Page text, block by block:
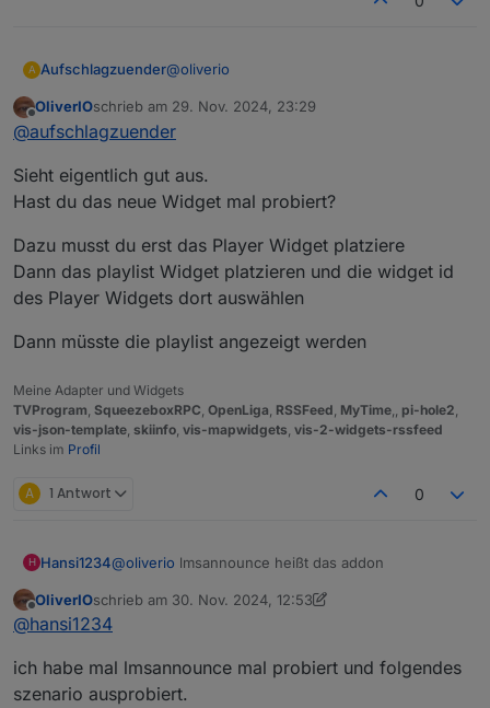
A Aufschlagzuender@oliverio
Hallo,
habe das mit der Playlist_id jetzt mal
gefunden.
Das funktioniert so allerdings nur wenn man
direkt in der Liste der Wiedergabelisten auf
Play klickt. Wenn man erst die Playlist
anklickt, so das man die Liste der Titel sieht
und dann oben auf alle Wiedergeben klickt,
kommt die ID nicht.
Vielleicht hilft das jemandem der es auch
Die ID wird bei einer Spotify Playlist auch
ist die Playlist aus ioBroker heraus zu
SqueezeboxRPC :
im datenpunkt cmdGeneral beim
Wenn ich jetzt diese Playlist starte
Offline
OliverIOschrieb am 29. Nov. 2024, 23:29
zuletzt editiert von
@aufschlagzuender
Sieht eigentlich gut aus.
Hast du das neue Widget mal probiert?
Dazu musst du erst das Player Widget platziere
Dann das playlist Widget platzieren und die widget id
des Player Widgets dort auswählen
Dann müsste die playlist angezeigt werden
Meine Adapter und Widgets
TVProgram SqueezeboxRPC OpenLiga RSSFeed MyTime pi-hole2
vis-json-template skiinfo vis-mapwidgets vis-2-widgets-rssfeed
Links im Profil
A 1 Antwort 0
H Hansi1234@oliverio lmsannounce heißt das addon
Offline
OliverIOschrieb am 30. Nov. 2024, 12:53
zuletzt editiert von OliverIO
@hansi1234
ich habe mal lmsannounce mal probiert und folgendes
szenario ausprobiert.